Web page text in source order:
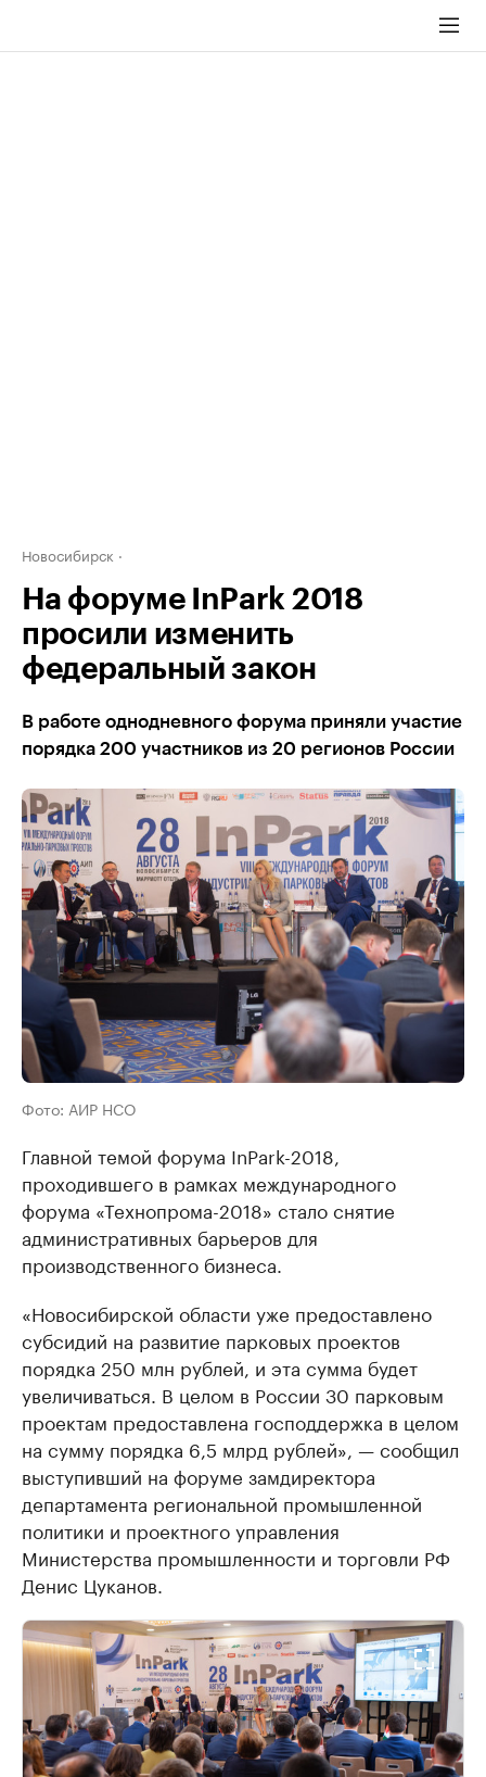
Новосибирск
На форуме InPark 2018
просили изменить
федеральный закон
В работе однодневного форума приняли участие
порядка 200 участников из 20 регионов России
Фото: АИР НСО
Главной темой форума InPark-2018,
проходившего в рамках международного
форума «Технопрома-2018» стало снятие
административных барьеров для
производственного бизнеса.
«Новосибирской области уже предоставлено
субсидий на развитие парковых проектов
порядка 250 млн рублей, и эта сумма будет
увеличиваться. В целом в России 30 парковым
проектам предоставлена господдержка в целом
на сумму порядка 6,5 млрд рублей», — сообщил
выступивший на форуме замдиректора
департамента региональной промышленной
политики и проектного управления
Министерства промышленности и торговли РФ
Денис Цуканов.